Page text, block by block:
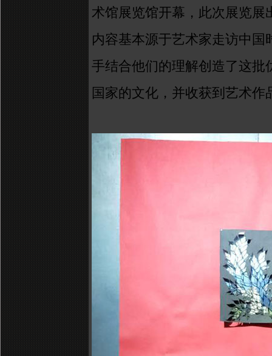
术馆展览馆开幕，此次展览
内容基本源于艺术家走访中
手结合他们的理解创造了这
国家的文化，并收获到艺术作